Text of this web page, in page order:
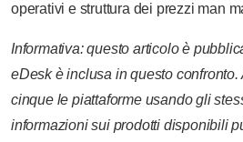
operativi e struttura dei prezzi man
Informativa: questo articolo è
eDesk è inclusa in questo
cinque le piattaforme usando gli
informazioni sui prodotti disponibili